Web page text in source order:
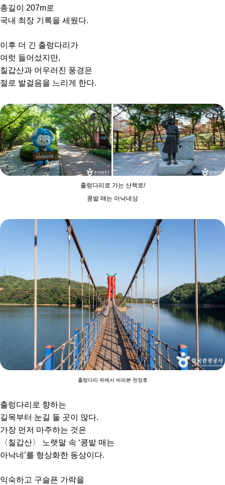
총길이 207m로
국내 최장 기록을 세웠다.
이후 더 긴 출렁다리가
여럿 들어섰지만,
칠갑산과 어우러진 풍경은
절로 발걸음을 느리게 한다.
출렁다리로 가는 산책로/
콩밭 매는 아낙네상
출렁다리 위에서 바라본 천장호
출렁다리로 향하는
길목부터 눈길 둘 곳이 많다.
가장 먼저 마주하는 것은
〈칠갑산〉 노랫말 속 ‘콩밭 매는
아낙네’를 형상화한 동상이다.
익숙하고 구슬픈 가락을